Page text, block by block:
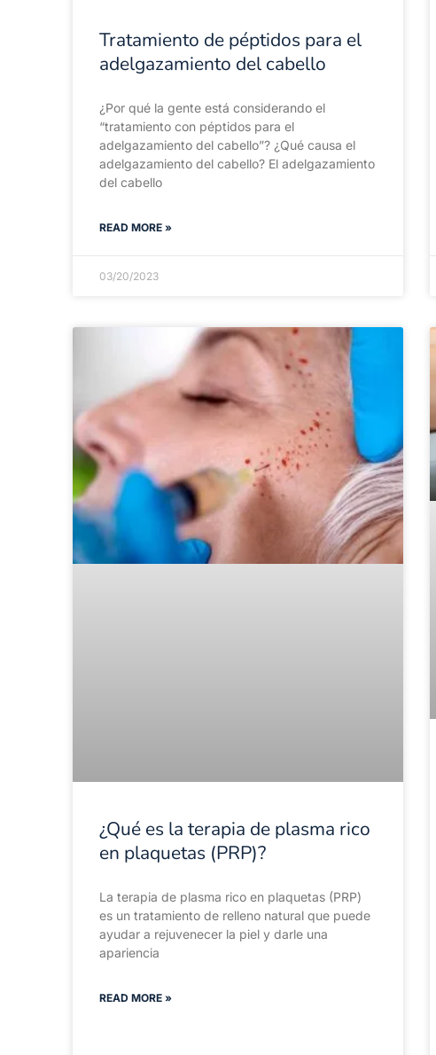
Tratamiento de péptidos para el
adelgazamiento del cabello
¿Por qué la gente está considerando el
“tratamiento con péptidos para el
adelgazamiento del cabello”? ¿Qué causa el
adelgazamiento del cabello? El adelgazamiento
del cabello
READ MORE »
03/20/2023
¿Qué es la terapia de plasma rico
en plaquetas (PRP)?
La terapia de plasma rico en plaquetas (PRP)
es un tratamiento de relleno natural que puede
ayudar a rejuvenecer la piel y darle una
apariencia
READ MORE »